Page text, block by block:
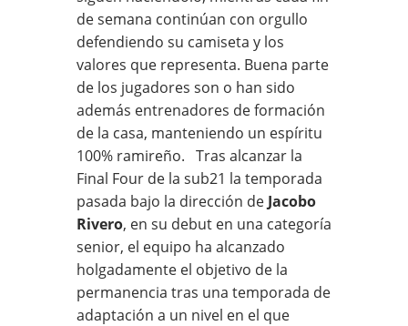
de semana continúan con orgullo
defendiendo su camiseta y los
valores que representa. Buena parte
de los jugadores son o han sido
además entrenadores de formación
de la casa, manteniendo un espíritu
100% ramireño. Tras alcanzar la
Final Four de la sub21 la temporada
pasada bajo la dirección de Jacobo
Rivero, en su debut en una categoría
senior, el equipo ha alcanzado
holgadamente el objetivo de la
permanencia tras una temporada de
adaptación a un nivel en el que